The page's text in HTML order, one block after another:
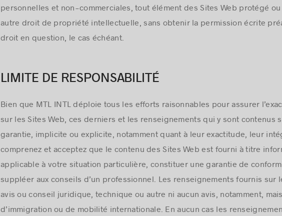
personnelles et non-commerciales, tout élément des Sites Web protégé
autre droit de propriété intellectuelle, sans obtenir la permission écrite
droit en question, le cas échéant.
LIMITE DE RESPONSABILITÉ
Bien que MTL INTL déploie tous les efforts raisonnables pour assurer
sur les Sites Web, ces derniers et les renseignements qui y sont contenus
garantie, implicite ou explicite, notamment quant à leur exactitude, leur
comprenez et acceptez que le contenu des Sites Web est fourni à titre
applicable à votre situation particulière, constituer une garantie de
suppléer aux conseils d’un professionnel. Les renseignements fournis sur
avis ou conseil juridique, technique ou autre ni aucun avis, notamment,
d’immigration ou de mobilité internationale. En aucun cas les